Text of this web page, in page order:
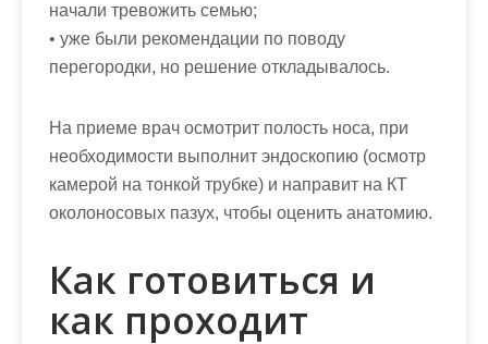
начали тревожить семью;
• уже были рекомендации по поводу
перегородки, но решение откладывалось.
На приеме врач осмотрит полость носа, при
необходимости выполнит эндоскопию (осмотр
камерой на тонкой трубке) и направит на КТ
околоносовых пазух, чтобы оценить анатомию.
Как готовиться и
как проходит